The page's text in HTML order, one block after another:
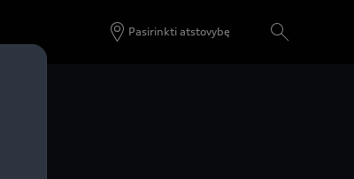
Pasirinkti atstovybę